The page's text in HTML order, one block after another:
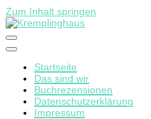
Zum Inhalt springen
Startseite
Das sind wir
Buchrezensionen
Datenschutzerklärung
Impressum